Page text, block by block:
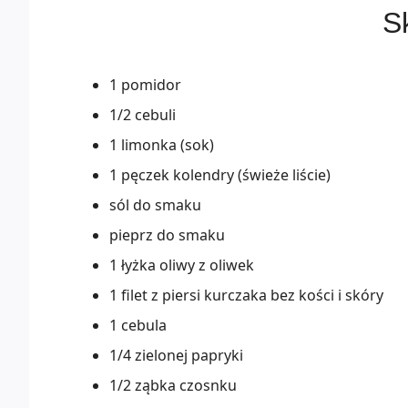
1 pomidor
1/2 cebuli
1 limonka (sok)
1 pęczek kolendry (świeże liście)
sól do smaku
pieprz do smaku
1 łyżka oliwy z oliwek
1 filet z piersi kurczaka bez kości i skóry
1 cebula
1/4 zielonej papryki
1/2 ząbka czosnku